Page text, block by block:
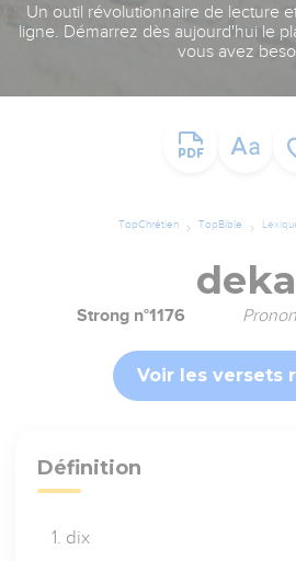
Un outil révolutionnaire de lecture
ligne. Démarrez dès aujourd'hui le
vous avez
TopChrétien TopBible
deka
Strong n°1176
Voir les versets
Définition
dix